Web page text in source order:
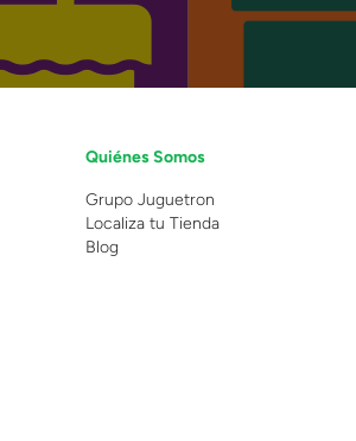
Quiénes Somos
Grupo Juguetron
Localiza tu Tienda
Blog